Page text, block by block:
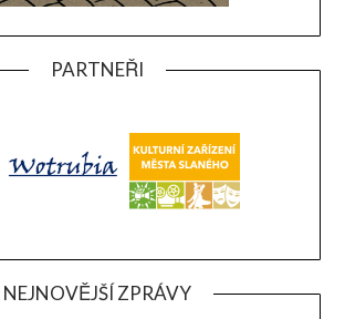
PARTNEŘI
NEJNOVĚJŠÍ ZPRÁVY